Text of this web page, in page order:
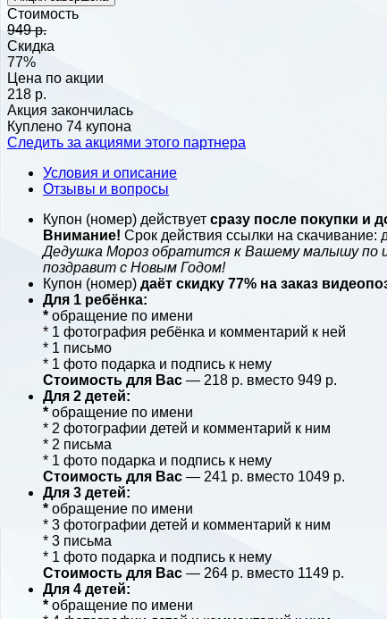
Стоимость
949 р.
Скидка
77%
Цена по акции
218 р.
Акция закончилась
Куплено 74 купона
Следить за акциями этого партнера
Условия и описание
Отзывы и вопросы
Купон (номер) действует сразу после покупки и
Внимание! Срок действия ссылки на скачивание:
Дедушка Мороз обратится к Вашему малышу по
поздравит с Новым Годом!
Купон (номер) даёт скидку 77% на заказ
Для 1 ребёнка:
* обращение по имени
* 1 фотография ребёнка и комментарий к ней
* 1 письмо
* 1 фото подарка и подпись к нему
Стоимость для Вас — 218 р. вместо 949 р.
Для 2 детей:
* обращение по имени
* 2 фотографии детей и комментарий к ним
* 2 письма
* 1 фото подарка и подпись к нему
Стоимость для Вас — 241 р. вместо 1049 р.
Для 3 детей:
* обращение по имени
* 3 фотографии детей и комментарий к ним
* 3 письма
* 1 фото подарка и подпись к нему
Стоимость для Вас — 264 р. вместо 1149 р.
Для 4 детей:
* обращение по имени